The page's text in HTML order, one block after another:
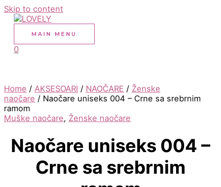
Skip to content
MAIN MENU
0
Home / AKSESOARI / NAOČARE / Ženske
naočare / Naočare uniseks 004 – Crne sa srebrnim
ramom
Muške naočare, Ženske naočare
Naočare uniseks 004 –
Crne sa srebrnim